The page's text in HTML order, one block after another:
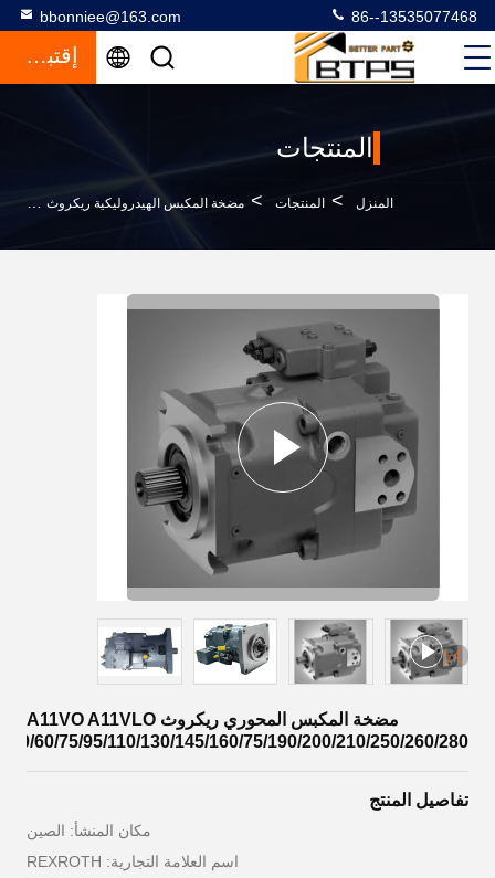
bbonniee@163.com 86--13535077468
إقتباس
المنتجات
المنزل > المنتجات > مضخة المكبس الهيدروليكية ريكروث >
مضخة المكبس المحوري ريكروث A11VO A11VLO
40/60/75/95/110/130/145/160/75/190/200/210/250/260/280
تفاصيل المنتج
مكان المنشأ: الصين
اسم العلامة التجارية: REXROTH